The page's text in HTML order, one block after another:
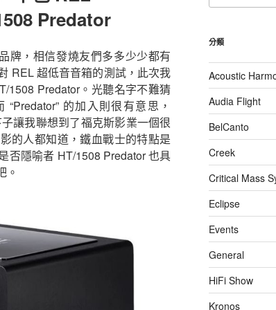
Predator
牌，相信發燒友們多多少少都有
REL 超低音音箱的測試，此次我
1508 Predator。光聽名字不難猜
的加入則很有意思，
子讓我聯想到了福克斯影業一個很
的人都知道，鐵血戰士的特點是
否隱喻者 HT/1508 Predator 也具
。
關
字:
分類
Acoustic
Audia Flight
BelCanto
Creek
Critical Mass
Eclipse
Events
General
HiFi Show
Kronos